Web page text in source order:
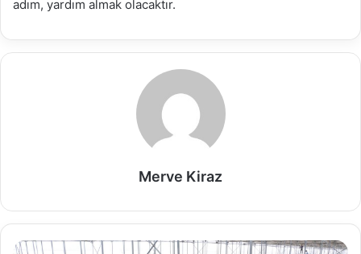
adım, yardım almak olacaktır.
Merve Kiraz